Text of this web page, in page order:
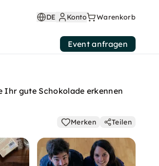
DE Konto Warenkorb
Event anfragen
Ihr gute Schokolade erkennen
Merken Teilen